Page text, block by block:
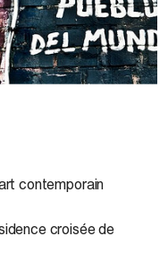
contemporain
croisée de